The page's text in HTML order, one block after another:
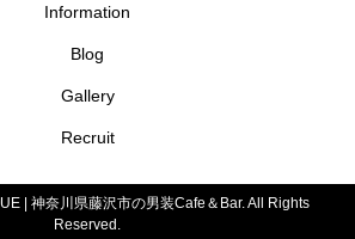
Information
Blog
Gallery
Recruit
| 神奈川県藤沢市の男装Cafe＆Bar. All Rights
Reserved.